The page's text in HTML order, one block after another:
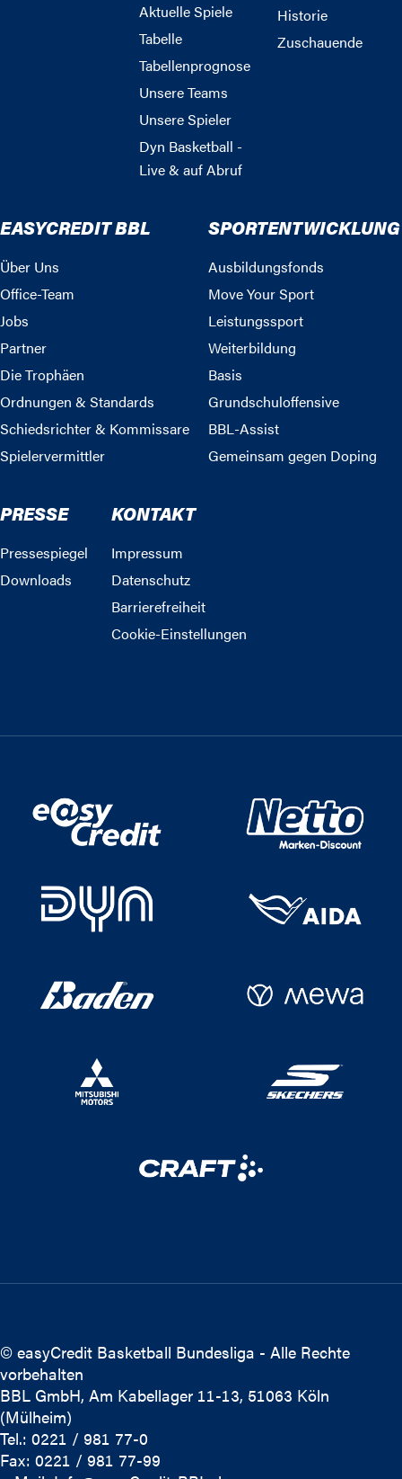
Aktuelle Spiele
Tabelle
Tabellenprognose
Unsere Teams
Unsere Spieler
Dyn Basketball -
Live & auf Abruf
Historie
Zuschauende
EASYCREDIT BBL
Über Uns
Office-Team
Jobs
Partner
Die Trophäen
Ordnungen & Standards
Schiedsrichter & Kommissare
Spielervermittler
SPORTENTWICKLUNG
Ausbildungsfonds
Move Your Sport
Leistungssport
Weiterbildung
Basis
Grundschuloffensive
BBL-Assist
Gemeinsam gegen Doping
PRESSE
Pressespiegel
Downloads
KONTAKT
Impressum
Datenschutz
Barrierefreiheit
Cookie-Einstellungen
© easyCredit Basketball Bundesliga - Alle Rechte
vorbehalten
BBL GmbH, Am Kabellager 11-13, 51063 Köln
(Mülheim)
Tel.: 0221 / 981 77-0
Fax: 0221 / 981 77-99